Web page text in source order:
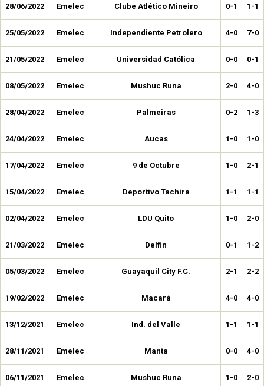
28/06/2022 Emelec Clube Atlético Mineiro 0-1 1-1
25/05/2022 Emelec Independiente Petrolero 4-0 7-0
21/05/2022 Emelec Universidad Católica 0-0 0-1
08/05/2022 Emelec Mushuc Runa 2-0 4-0
28/04/2022 Emelec Palmeiras 0-2 1-3
24/04/2022 Emelec Aucas 1-0 1-0
17/04/2022 Emelec 9 de Octubre 1-0 2-1
15/04/2022 Emelec Deportivo Tachira 1-1 1-1
02/04/2022 Emelec LDU Quito 1-0 2-0
21/03/2022 Emelec Delfin 0-1 1-2
05/03/2022 Emelec Guayaquil City F.C. 2-1 2-2
19/02/2022 Emelec Macará 4-0 4-0
13/12/2021 Emelec Ind. del Valle 1-1 1-1
28/11/2021 Emelec Manta 0-0 4-0
06/11/2021 Emelec Mushuc Runa 1-0 2-0